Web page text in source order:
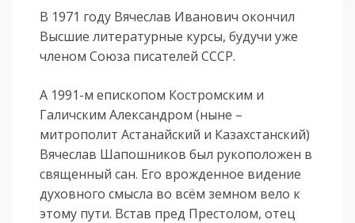
В 1971 году Вячеслав Иванович окончил
Высшие литературные курсы, будучи уже
членом Союза писателей СССР.
А 1991-м епископом Костромским и
Галичским Александром (ныне –
митрополит Астанайский и Казахстанский)
Вячеслав Шапошников был рукоположен в
священный сан. Его врожденное видение
духовного смысла во всём земном вело к
этому пути. Встав пред Престолом, отец